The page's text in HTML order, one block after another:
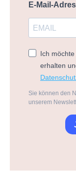
E-Mail-
Ich
erhalten
Sie können den
unserem